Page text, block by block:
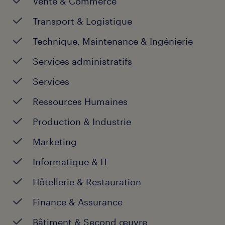
mercredi:
8:30 - 12:30
13:30 - 17:30
jeudi:
8:30 - 12:30
vendredi:
8:30 - 12:30
samedi:
FERMÉ
Transport & Logistique
Technique, Maintenance & Ingénierie
Services administratifs
Services
Ressources Humaines
Production & Industrie
Marketing
Informatique & IT
Hôtellerie & Restauration
Finance & Assurance
Bâtiment & Second œuvre